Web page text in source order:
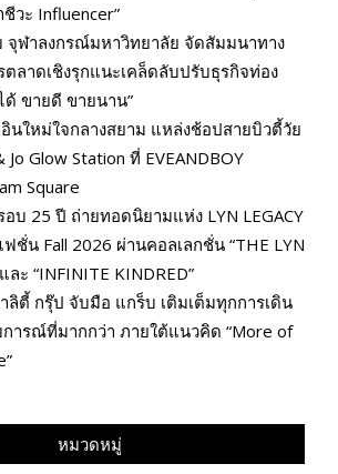
วะ Influencer”
จุฬาลงกรณ์มหาวิทยาลัย จัดสัมมนาทาง
ตลาดเชิงรุกแนะเคล็ดลับปรับธุรกิจท่อง
ด้ ขายดี ขายนาน”
นใหม่ใจกลางสยาม แหล่งช้อปสายบิวตี้วัย
Jo Glow Station ที่ EVEANDBOY
Square
อบ 25 ปี ถ่ายทอดนิยามแห่ง LYN LEGACY
ชั่น Fall 2026 ผ่านคอลเลกชั่น “THE LYN
ละ “INFINITE KINDRED”
ตี้ กรุ๊ป จับมือ แกร็บ เติมเต็มทุกการเดิน
ารณ์ที่มากกว่า ภายใต้แนวคิด “More of
หมวดหมู่